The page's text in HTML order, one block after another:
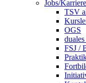
Jobs/Karriere
TSV
OGS
FSJ /